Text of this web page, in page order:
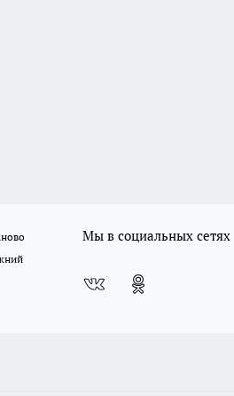
Мы в социальных сетях